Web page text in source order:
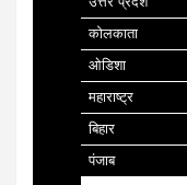
कोलकाता
ओडिशा
महाराष्ट्र
बिहार
पंजाब